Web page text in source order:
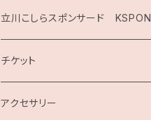
2020
2019
こしらガンベッタ
立川こしらスポンサード KSPON
チケット
アクセサリー